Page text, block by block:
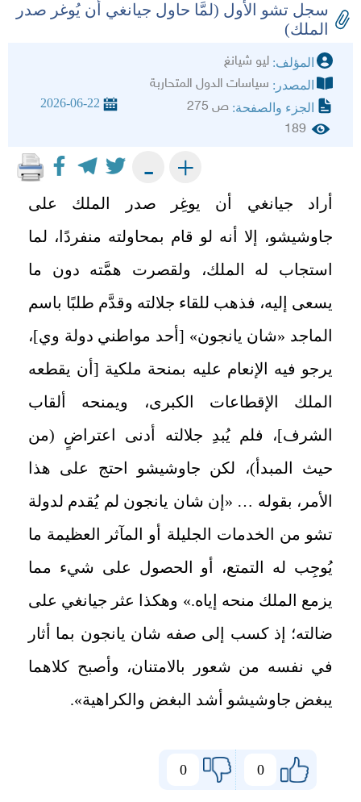
سجل تشو الأول (لمَّا حاول جيانغي أن يُوغر صدر
الملك)
المؤلف: ليو شيانغ
المصدر: سياسات الدول المتحاربة
الجزء والصفحة: ص 275 2026-06-22
189
+
-
أراد جيانغي أن يوغِر صدر الملك على
جاوشيشو، إلا أنه لو قام بمحاولته منفردًا، لما
استجاب له الملك، ولقصرت همَّته دون ما
يسعى إليه، فذهب للقاء جلالته وقدَّم طلبًا باسم
الماجد «شان يانجون» [أحد مواطني دولة وي]،
يرجو فيه الإنعام عليه بمنحة ملكية [أن يقطعه
الملك الإقطاعات الكبرى، ويمنحه ألقاب
الشرف]، فلم يُبدِ جلالته أدنى اعتراضٍ (من
حيث المبدأ)، لكن جاوشيشو احتج على هذا
الأمر، بقوله … «إن شان يانجون لم يُقدم لدولة
تشو من الخدمات الجليلة أو المآثر العظيمة ما
يُوجِب له التمتع، أو الحصول على شيء مما
يزمع الملك منحه إياه.» وهكذا عثر جيانغي على
ضالته؛ إذ كسب إلى صفه شان يانجون بما أثار
في نفسه من شعور بالامتنان، وأصبح كلاهما
يبغض جاوشيشو أشد البغض والكراهية».
0
0